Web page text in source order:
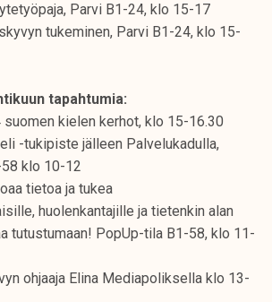
Parvi B1-24, klo 15-17
tukeminen, Parvi B1-24, klo 15-
tapahtumia:
suomen kielen kerhot, klo 15-16.30
-tukipiste jälleen Palvelukadulla,
klo 10-12
tietoa ja tukea
huolenkantajille ja tietenkin alan
tutustumaan! PopUp-tila B1-58, klo 11-
ohjaaja Elina Mediapoliksella klo 13-